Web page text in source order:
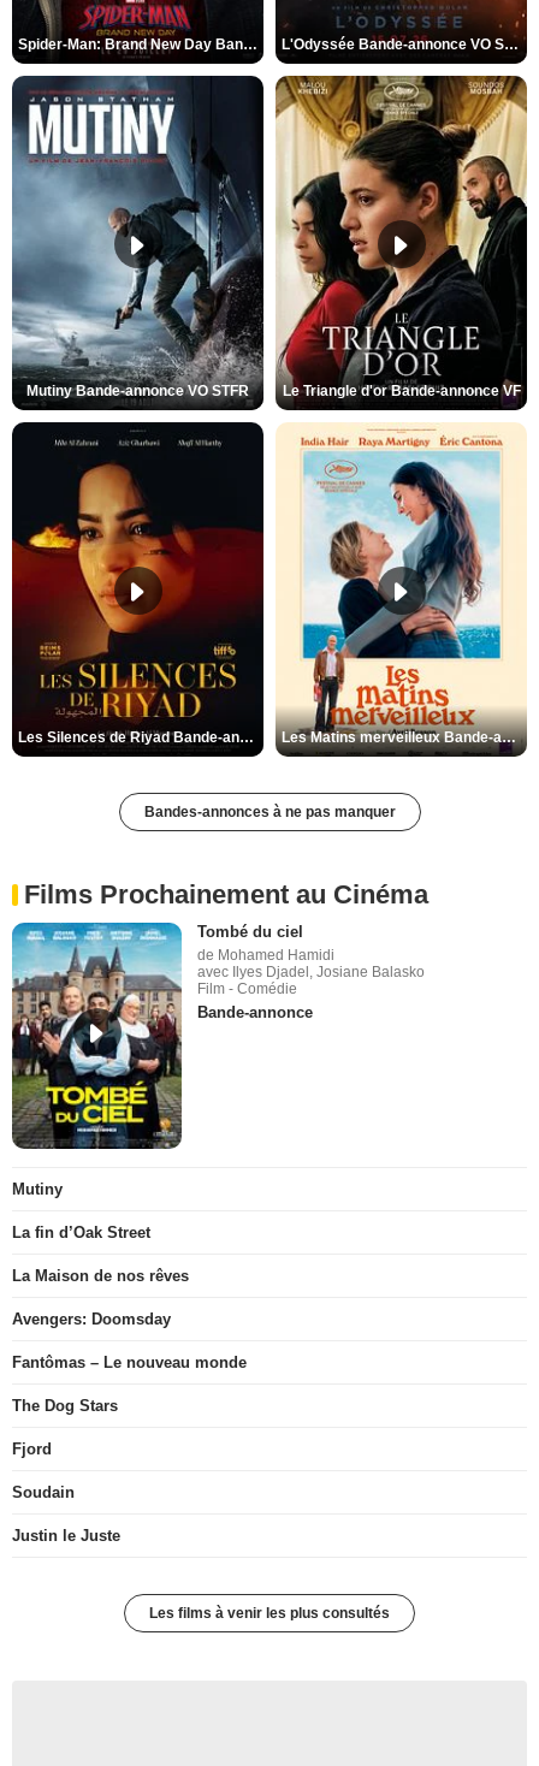
Spider-Man: Brand New Day Bande-annonce VO STFR L'Odyssée Bande-annonce VO STFR
Mutiny Bande-annonce VO STFR Le Triangle d'or Bande-annonce VF
Les Silences de Riyad Bande-annonce VO STFR Les Matins merveilleux Bande-annonce VF
Bandes-annonces à ne pas manquer
Films Prochainement au Cinéma
Tombé du ciel
de Mohamed Hamidi
avec Ilyes Djadel, Josiane Balasko
Film - Comédie
Bande-annonce
Mutiny
La fin d’Oak Street
La Maison de nos rêves
Avengers: Doomsday
Fantômas – Le nouveau monde
The Dog Stars
Fjord
Soudain
Justin le Juste
Les films à venir les plus consultés